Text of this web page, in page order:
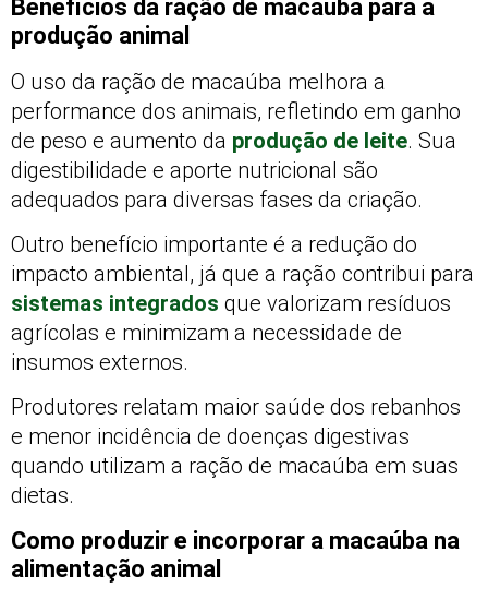
Benefícios da ração de macaúba para a
produção animal
O uso da ração de macaúba melhora a
performance dos animais, refletindo em ganho
de peso e aumento da produção de leite. Sua
digestibilidade e aporte nutricional são
adequados para diversas fases da criação.
Outro benefício importante é a redução do
impacto ambiental, já que a ração contribui para
sistemas integrados que valorizam resíduos
agrícolas e minimizam a necessidade de
insumos externos.
Produtores relatam maior saúde dos rebanhos
e menor incidência de doenças digestivas
quando utilizam a ração de macaúba em suas
dietas.
Como produzir e incorporar a macaúba na
alimentação animal